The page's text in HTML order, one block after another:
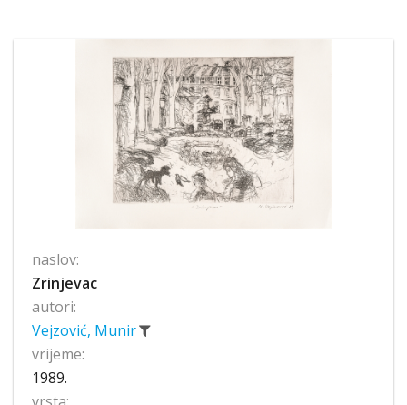
naslov:
Zrinjevac
autori:
Vejzović, Munir
vrijeme:
1989.